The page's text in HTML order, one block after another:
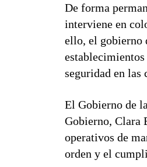
De forma
interviene en
ello, el gobierno
seguridad en las
El Gobierno de
Gobierno, Clara
operativos de
orden y el